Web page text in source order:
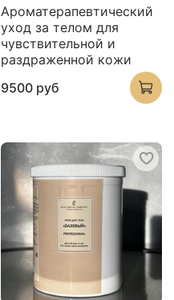
Ароматерапевтический
уход за телом для
чувствительной и
раздраженной кожи
9500 руб